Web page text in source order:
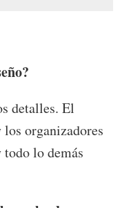
detalles. El
organizadores
lo demás